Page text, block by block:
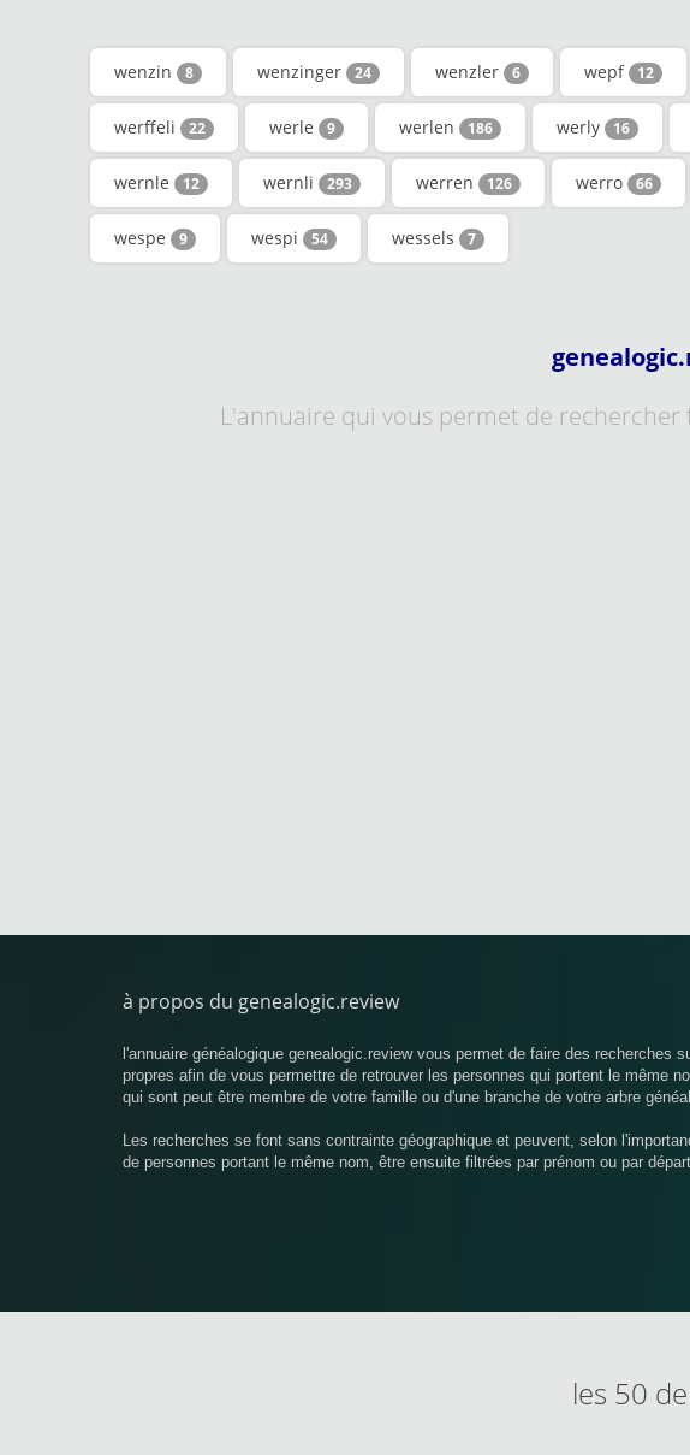
wenzin 8 wenzinger 24 wenzler 6 wepf 12
werffeli 22 werle 9 werlen 186 werly 16
wernle 12 wernli 293 werren 126 werro 66
wespe 9 wespi 54 wessels 7
L'annuaire qui vous permet de
à propos du genealogic.review
l'annuaire généalogique genealogic.review vous permet de faire des recherches
propres afin de vous permettre de retrouver les personnes qui portent le même
qui sont peut être membre de votre famille ou d'une branche de votre arbre
Les recherches se font sans contrainte géographique et peuvent, selon
de personnes portant le même nom, être ensuite filtrées par prénom ou par
les 50